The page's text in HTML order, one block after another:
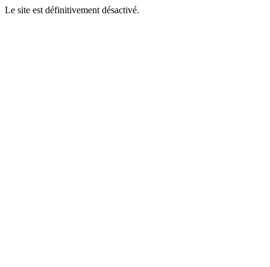
Le site est définitivement désactivé.